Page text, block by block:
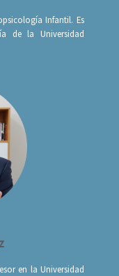
Infantil. Es
de la Universidad
en la Universidad